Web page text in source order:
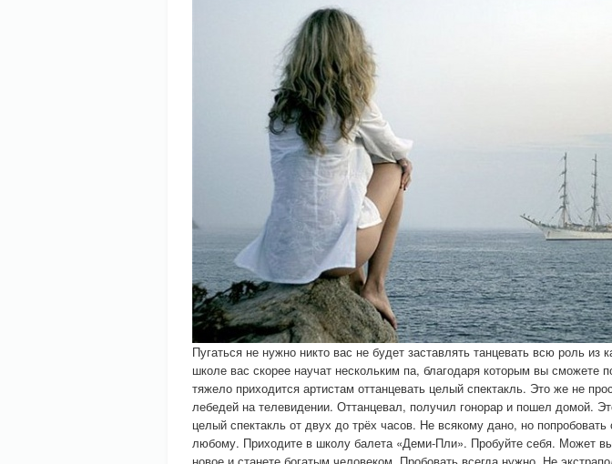
Пугаться не нужно никто вас не будет заставлять танцевать всю роль из
школе вас скорее научат нескольким па, благодаря которым вы сможете
тяжело приходится артистам оттанцевать целый спектакль. Это же не
лебедей на телевидении. Оттанцевал, получил гонорар и пошел домой.
целый спектакль от двух до трёх часов. Не всякому дано, но
любому. Приходите в школу балета «Деми-Пли». Пробуйте себя. Может вы